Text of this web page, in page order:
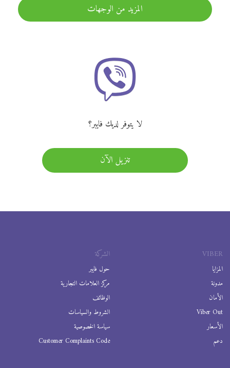
المزيد من الوجهات
لا يتوفر لديك فايبر؟
تنزيل الآن
VIBER
المزايا
مدونة
الأمان
Viber Out
الأسعار
دعم
الشركة
حول فايبر
مركز العلامات التجارية
الوظائف
الشروط والسياسات
سياسة الخصوصية
Customer Complaints Code